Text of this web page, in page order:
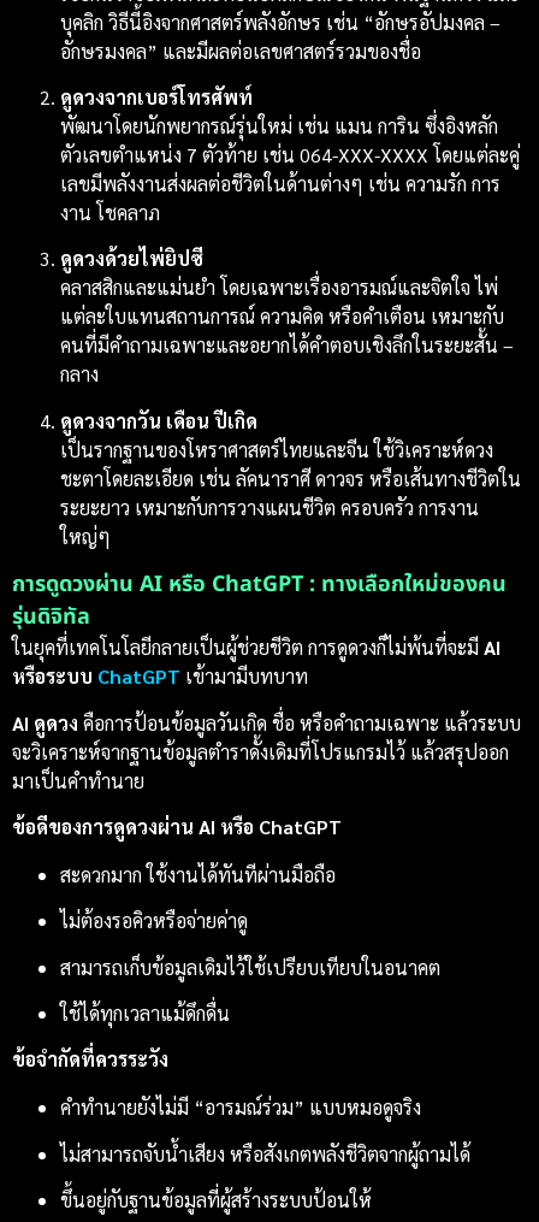
บุคลิก วิธีนี้อิงจากศาสตร์พลังอักษร เช่น “อักษรอัปมงคล –
อักษรมงคล” และมีผลต่อเลขศาสตร์รวมของชื่อ
ดูดวงจากเบอร์โทรศัพท์
พัฒนาโดยนักพยากรณ์รุ่นใหม่ เช่น แมน การิน ซึ่งอิงหลัก
ตัวเลขตำแหน่ง 7 ตัวท้าย เช่น 064-XXX-XXXX โดยแต่ละคู่
เลขมีพลังงานส่งผลต่อชีวิตในด้านต่างๆ เช่น ความรัก การ
งาน โชคลาภ
ดูดวงด้วยไพ่ยิปซี
คลาสสิกและแม่นยำ โดยเฉพาะเรื่องอารมณ์และจิตใจ ไพ่
แต่ละใบแทนสถานการณ์ ความคิด หรือคำเตือน เหมาะกับ
คนที่มีคำถามเฉพาะและอยากได้คำตอบเชิงลึกในระยะสั้น –
กลาง
ดูดวงจากวัน เดือน ปีเกิด
เป็นรากฐานของโหราศาสตร์ไทยและจีน ใช้วิเคราะห์ดวง
ชะตาโดยละเอียด เช่น ลัคนาราศี ดาวจร หรือเส้นทางชีวิตใน
ระยะยาว เหมาะกับการวางแผนชีวิต ครอบครัว การงาน
ใหญ่ๆ
การดูดวงผ่าน AI หรือ ChatGPT : ทางเลือกใหม่ของคน
รุ่นดิจิทัล
ในยุคที่เทคโนโลยีกลายเป็นผู้ช่วยชีวิต การดูดวงก็ไม่พ้นที่จะมี AI
หรือระบบ ChatGPT เข้ามามีบทบาท
AI ดูดวง คือการป้อนข้อมูลวันเกิด ชื่อ หรือคำถามเฉพาะ แล้วระบบ
จะวิเคราะห์จากฐานข้อมูลตำราดั้งเดิมที่โปรแกรมไว้ แล้วสรุปออก
มาเป็นคำทำนาย
ข้อดีของการดูดวงผ่าน AI หรือ ChatGPT
สะดวกมาก ใช้งานได้ทันทีผ่านมือถือ
ไม่ต้องรอคิวหรือจ่ายค่าดู
สามารถเก็บข้อมูลเดิมไว้ใช้เปรียบเทียบในอนาคต
ใช้ได้ทุกเวลาแม้ดึกดื่น
ข้อจำกัดที่ควรระวัง
คำทำนายยังไม่มี “อารมณ์ร่วม” แบบหมอดูจริง
ไม่สามารถจับน้ำเสียง หรือสังเกตพลังชีวิตจากผู้ถามได้
ขึ้นอยู่กับฐานข้อมูลที่ผู้สร้างระบบป้อนให้